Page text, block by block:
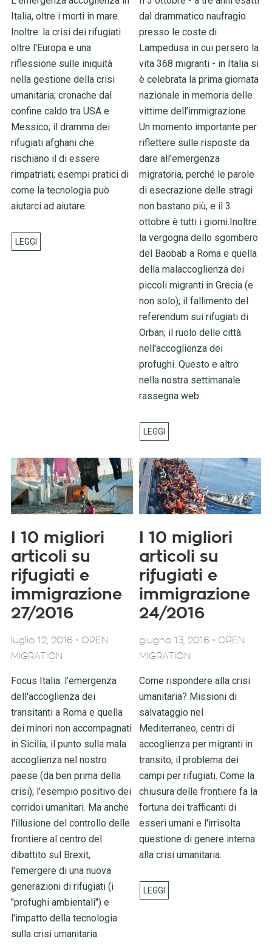
Italia, oltre i morti in mare.
Inoltre: la crisi dei rifugiati
oltre l'Europa e una
riflessione sulle iniquità
nella gestione della crisi
umanitaria; cronache dal
confine caldo tra USA e
Messico; il dramma dei
rifugiati afghani che
rischiano il di essere
rimpatriati; esempi pratici di
come la tecnologia può
aiutarci ad aiutare.
dal drammatico naufragio
presso le coste di
Lampedusa in cui persero la
vita 368 migranti - in Italia si
è celebrata la prima giornata
nazionale in memoria delle
vittime dell’immigrazione.
Un momento importante per
riflettere sulle risposte da
dare all'emergenza
migratoria, perché le parole
di esecrazione delle stragi
non bastano più, e il 3
ottobre è tutti i giorni.Inoltre:
la vergogna dello sgombero
del Baobab a Roma e quella
della malaccoglienza dei
piccoli migranti in Grecia (e
non solo); il fallimento del
referendum sui rifugiati di
Orban; il ruolo delle città
nell'accoglienza dei
profughi. Questo e altro
nella nostra settimanale
rassegna web.
I 10 migliori
articoli su
rifugiati e
immigrazione
27/2016
luglio 12, 2016- OPEN
MIGRATION
Focus Italia: l'emergenza
dell'accoglienza dei
transitanti a Roma e quella
dei minori non accompagnati
in Sicilia; il punto sulla mala
accoglienza nel nostro
paese (da ben prima della
crisi); l'esempio positivo dei
corridoi umanitari. Ma anche
l'illusione del controllo delle
frontiere al centro del
dibattito sul Brexit,
l'emergere di una nuova
generazioni di rifugiati (i
"profughi ambientali") e
l'impatto della tecnologia
sulla crisi umanitaria.
I 10 migliori
articoli su
rifugiati e
immigrazione
24/2016
giugno 13, 2016 - OPEN
MIGRATION
Come rispondere alla crisi
umanitaria? Missioni di
salvataggio nel
Mediterraneo, centri di
accoglienza per migranti in
transito, il problema dei
campi per rifugiati. Come la
chiusura delle frontiere fa la
fortuna dei trafficanti di
esseri umani e l'irrisolta
questione di genere interna
alla crisi umanitaria.